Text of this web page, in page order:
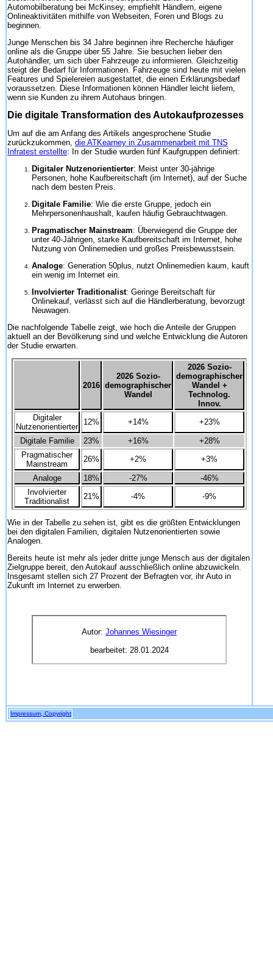
Automobilberatung bei McKinsey, empfiehlt Händlern, eigene
Onlineaktivitäten mithilfe von Webseiten, Foren und Blogs zu
beginnen.
Junge Menschen bis 34 Jahre beginnen ihre Recherche häufiger
online als die Gruppe über 55 Jahre. Sie besuchen lieber den
Autohändler, um sich über Fahrzeuge zu informieren. Gleichzeitig
steigt der Bedarf für Informationen. Fahrzeuge sind heute mit vielen
Features und Spielereien ausgestattet, die einen Erklärungsbedarf
voraussetzen. Diese Informationen können Händler leicht liefern,
wenn sie Kunden zu ihrem Autohaus bringen.
Die digitale Transformation des Autokaufprozesses
Um auf die am Anfang des Artikels angesprochene Studie
zurückzukommen, die ATKearney in Zusammenarbeit mit TNS
Infratest erstellte: In der Studie wurden fünf Kaufgruppen definiert:
Digitaler Nutzenorientierter: Meist unter 30-jährige
Personen, hohe Kaufbereitschaft (im Internet), auf der Suche
nach dem besten Preis.
Digitale Familie: Wie die erste Gruppe, jedoch ein
Mehrpersonenhaushalt, kaufen häufig Gebrauchtwagen.
Pragmatischer Mainstream: Überwiegend die Gruppe der
unter 40-Jährigen, starke Kaufbereitschaft im Internet, hohe
Nutzung von Onlinemedien und großes Preisbewusstsein.
Analoge: Generation 50plus, nutzt Onlinemedien kaum, kauft
ein wenig im Internet ein.
Involvierter Traditionalist: Geringe Bereitschaft für
Onlinekauf, verlässt sich auf die Händlerberatung, bevorzugt
Neuwagen.
Die nachfolgende Tabelle zeigt, wie hoch die Anteile der Gruppen
aktuell an der Bevölkerung sind und welche Entwicklung die Autoren
der Studie erwarten.
2016
2026 Sozio-
demographischer
Wandel
2026 Sozio-
demographischer
Wandel +
Technolog.
Innov.
Digitaler
Nutzenorientierter
12% +14% +23%
Digitale Familie 23% +16%
+28%
Pragmatischer
Mainstream
26% +2% +3%
Analoge 18% -27%
-46%
Involvierter
Traditionalist
21% -4% -9%
Wie in der Tabelle zu sehen ist, gibt es die größten Entwicklungen
bei den digitalen Familien, digitalen Nutzenorientierten sowie
Analogen.
Bereits heute ist mehr als jeder dritte junge Mensch aus der digitalen
Zielgruppe bereit, den Autokauf ausschließlich online abzuwickeln.
Insgesamt stellen sich 27 Prozent der Befragten vor, ihr Auto in
Zukunft im Internet zu erwerben.
Autor: Johannes Wiesinger
bearbeitet: 28.01.2024
Impressum, Copyright